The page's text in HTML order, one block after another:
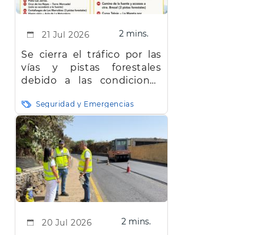
21 Jul 2026 2 mins.
Se cierra el tráfico por las
vías y pistas forestales
debido a las condiciones
Seguridad y Emergencias
20 Jul 2026 2 mins.